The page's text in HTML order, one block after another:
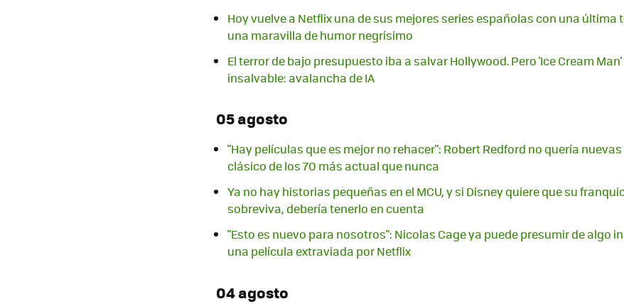
Hoy vuelve a Netflix una de sus mejores series españolas con una última
una maravilla de humor negrísimo
El terror de bajo presupuesto iba a salvar Hollywood. Pero 'Ice Cream
insalvable: avalancha de IA
05 agosto
"Hay películas que es mejor no rehacer": Robert Redford no quería
clásico de los 70 más actual que nunca
Ya no hay historias pequeñas en el MCU, y si Disney quiere que su
sobreviva, debería tenerlo en cuenta
"Esto es nuevo para nosotros": Nicolas Cage ya puede presumir de algo
una película extraviada por Netflix
04 agosto